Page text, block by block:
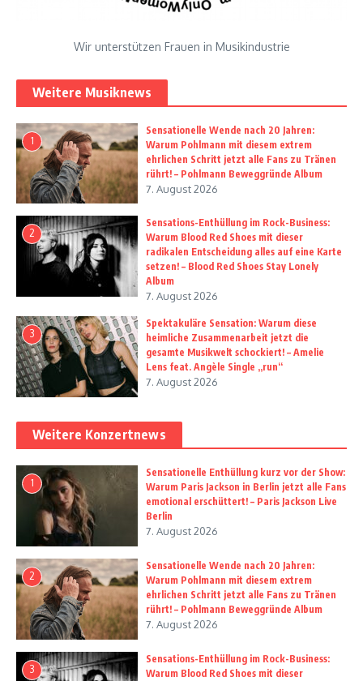
Wir unterstützen Frauen in Musikindustrie
Weitere Musiknews
1
Sensationelle Wende nach 20 Jahren:
Warum Pohlmann mit diesem extrem
ehrlichen Schritt jetzt alle Fans zu Tränen
rührt! – Pohlmann Beweggründe Album
7. August 2026
2
Sensations-Enthüllung im Rock-Business:
Warum Blood Red Shoes mit dieser
radikalen Entscheidung alles auf eine Karte
setzen! – Blood Red Shoes Stay Lonely
Album
7. August 2026
3
Spektakuläre Sensation: Warum diese
heimliche Zusammenarbeit jetzt die
gesamte Musikwelt schockiert! – Amelie
Lens feat. Angèle Single „run“
7. August 2026
Weitere Konzertnews
1
Sensationelle Enthüllung kurz vor der Show:
Warum Paris Jackson in Berlin jetzt alle Fans
emotional erschüttert! – Paris Jackson Live
Berlin
7. August 2026
2
Sensationelle Wende nach 20 Jahren:
Warum Pohlmann mit diesem extrem
ehrlichen Schritt jetzt alle Fans zu Tränen
rührt! – Pohlmann Beweggründe Album
7. August 2026
3
Sensations-Enthüllung im Rock-Business:
Warum Blood Red Shoes mit dieser